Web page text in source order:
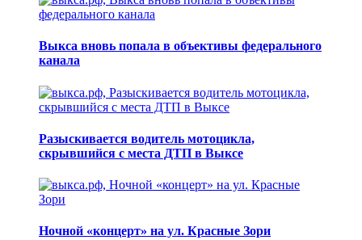
Выкса вновь попала в объективы федерального
канала
Разыскивается водитель мотоцикла,
скрывшийся с места ДТП в Выксе
Ночной «концерт» на ул. Красные Зори